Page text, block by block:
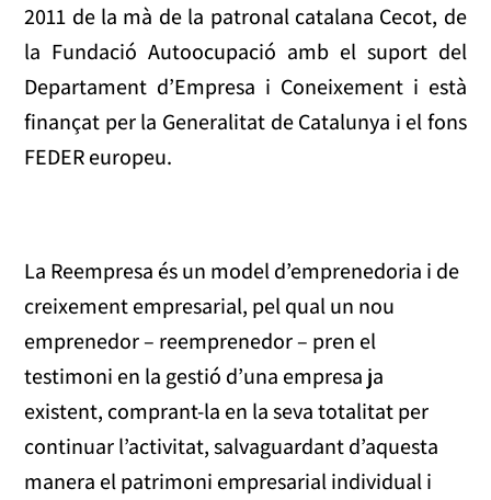
2011 de la mà de la patronal catalana Cecot, de
la Fundació Autoocupació amb el suport del
Departament d’Empresa i Coneixement i està
finançat per la Generalitat de Catalunya i el fons
FEDER europeu.
La Reempresa és un model d’emprenedoria i de
creixement empresarial, pel qual un nou
emprenedor – reemprenedor – pren el
testimoni en la gestió d’una empresa ja
existent, comprant-la en la seva totalitat per
continuar l’activitat, salvaguardant d’aquesta
manera el patrimoni empresarial individual i